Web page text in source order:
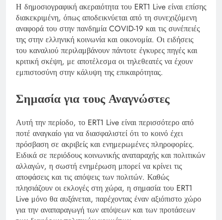
Η δημοσιογραφική ακεραιότητα του ERT1 Live είναι επίσης
διακεκριμένη, όπως αποδεικνύεται από τη συνεχιζόμενη
αναφορά του στην πανδημία COVID-19 και τις συνέπειές
της στην ελληνική κοινωνία και οικονομία. Οι ειδήσεις
του καναλιού περιλαμβάνουν πάντοτε έγκυρες πηγές και
κριτική σκέψη, με αποτέλεσμα οι τηλεθεατές να έχουν
εμπιστοσύνη στην κάλυψη της επικαιρότητας.
Σημασία για τους Αναγνώστες
Αυτή την περίοδο, το ERT1 Live είναι περισσότερο από
ποτέ αναγκαίο για να διασφαλιστεί ότι το κοινό έχει
πρόσβαση σε ακριβείς και ενημερωμένες πληροφορίες.
Ειδικά σε περιόδους κοινωνικής αναταραχής και πολιτικών
αλλαγών, η σωστή ενημέρωση μπορεί να κρίνει τις
αποφάσεις και τις απόψεις των πολιτών. Καθώς
πλησιάζουν οι εκλογές στη χώρα, η σημασία του ERT1
Live μόνο θα αυξάνεται, παρέχοντας έναν αξιόπιστο χώρο
για την αναπαραγωγή των απόψεων και των προτάσεων